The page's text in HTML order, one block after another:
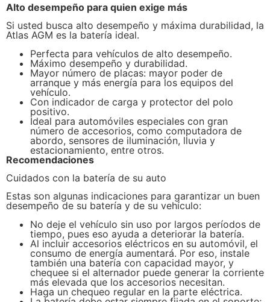
Alto desempeño para quien exige más
Si usted busca alto desempeño y máxima durabilidad, la
Atlas AGM es la batería ideal.
Perfecta para vehículos de alto desempeño.
Máximo desempeño y durabilidad.
Mayor número de placas: mayor poder de
arranque y más energía para los equipos del
vehículo.
Con indicador de carga y protector del polo
positivo.
Ideal para automóviles especiales con gran
número de accesorios, como computadora de
abordo, sensores de iluminación, lluvia y
estacionamiento, entre otros.
Recomendaciones
Cuidados con la batería de su auto
Estas son algunas indicaciones para garantizar un buen
desempeño de su batería y de su vehículo:
No deje el vehículo sin uso por largos períodos de
tiempo, pues eso ayuda a deteriorar la batería.
Al incluir accesorios eléctricos en su automóvil, el
consumo de energía aumentará. Por eso, instale
también una batería con capacidad mayor, y
chequee si el alternador puede generar la corriente
más elevada que los accesorios necesitan.
Haga un chequeo regular en la parte eléctrica.